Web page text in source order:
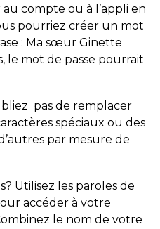
compte ou à l’appli en
pourriez créer un mot
: Ma sœur Ginette
le mot de passe pourrait
pas de remplacer
spéciaux ou des
par mesure de
Utilisez les paroles de
accéder à votre
le nom de votre